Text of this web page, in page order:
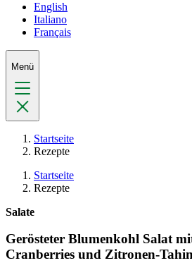
English
Italiano
Français
Menü
Startseite
Rezepte
Startseite
Rezepte
Salate
Gerösteter Blumenkohl Salat
Cranberries und Zitronen-